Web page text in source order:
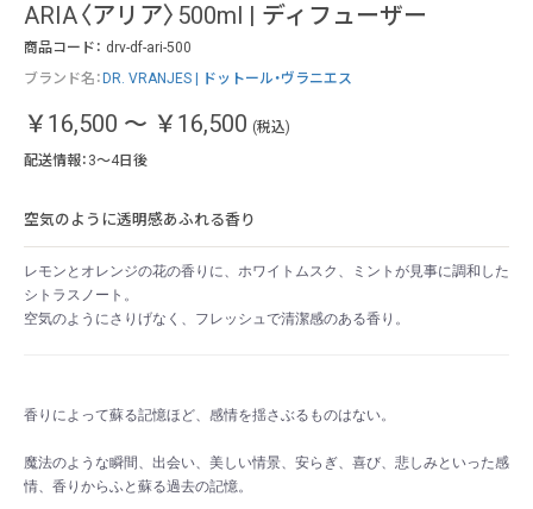
ARIA〈アリア〉500ml | ディフューザー
商品コード： drv-df-ari-500
ブランド名： DR. VRANJES | ドットール・ヴラニエス
￥16,500 ～ ￥16,500 (税込)
配送情報：3～4日後
空気のように透明感あふれる香り
レモンとオレンジの花の香りに、ホワイトムスク、ミントが見事に調和した
シトラスノート。
空気のようにさりげなく、フレッシュで清潔感のある香り。
香りによって蘇る記憶ほど、感情を揺さぶるものはない。
魔法のような瞬間、出会い、美しい情景、安らぎ、喜び、悲しみといった感
情、香りからふと蘇る過去の記憶。